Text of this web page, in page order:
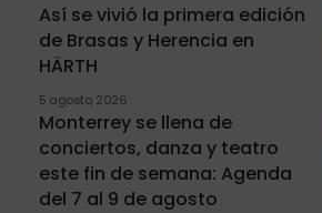
Así se vivió la primera edición
de Brasas y Herencia en
HÄRTH
5 agosto, 2026
Monterrey se llena de
conciertos, danza y teatro
este fin de semana: Agenda
del 7 al 9 de agosto